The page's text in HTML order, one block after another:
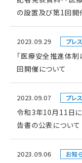
の設置及び第1回開
2023.09.29 プレ
「医療安全推進体
回開催について
2023.09.07 プレ
令和3年10月11日
告書の公表について
2023.09.06 お知